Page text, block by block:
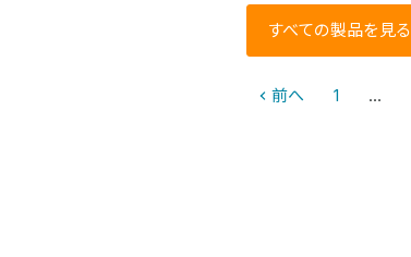
すべての製品を見る
前へ 1 …